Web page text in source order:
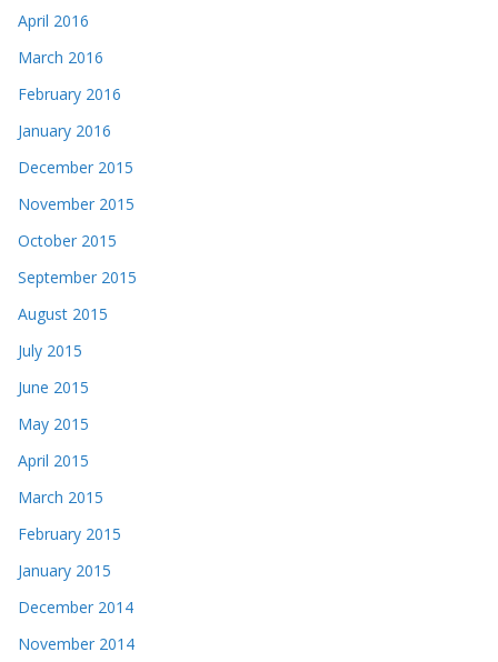
April 2016
March 2016
February 2016
January 2016
December 2015
November 2015
October 2015
September 2015
August 2015
July 2015
June 2015
May 2015
April 2015
March 2015
February 2015
January 2015
December 2014
November 2014